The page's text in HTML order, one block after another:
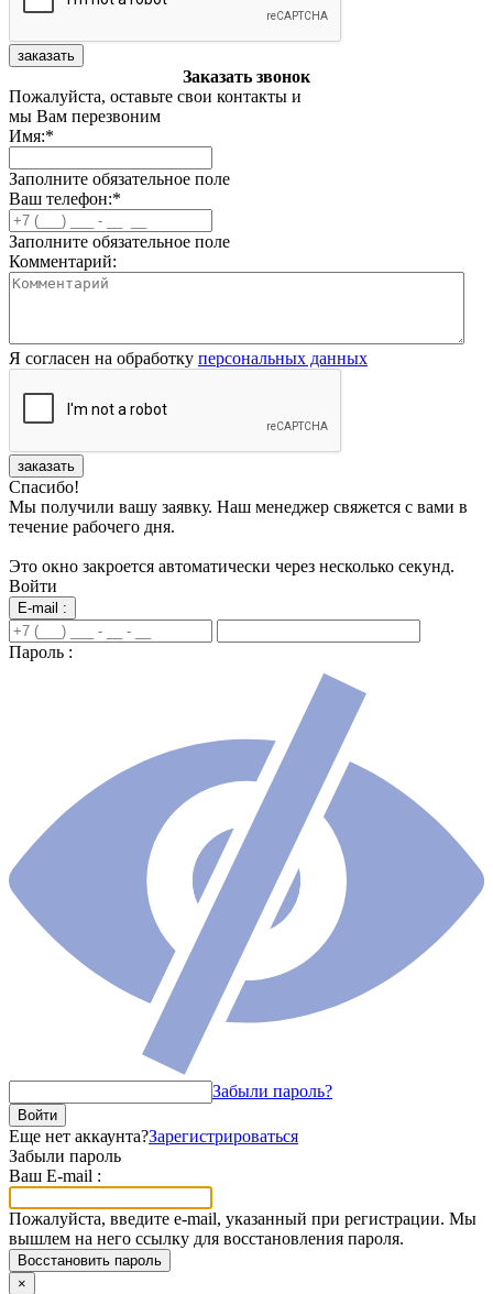
заказать
Заказать звонок
Пожалуйста, оставьте свои контакты и
мы Вам перезвоним
Имя:*
Заполните обязательное поле
Ваш телефон:*
Заполните обязательное поле
Комментарий:
Я согласен на обработку персональных данных
заказать
Спасибо!
Мы получили вашу заявку. Наш менеджер свяжется с вами в
течение рабочего дня.
Это окно закроется автоматически через несколько секунд.
Войти
E-mail :
Пароль :
Забыли пароль?
Войти
Еще нет аккаунта?Зарегистрироваться
Забыли пароль
Ваш E-mail :
Пожалуйста, введите e-mail, указанный при регистрации. Мы
вышлем на него ссылку для восстановления пароля.
Восстановить пароль
×